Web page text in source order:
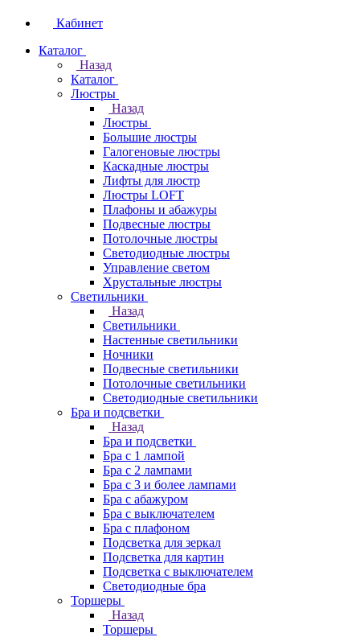
Кабинет
Каталог
Назад
Каталог
Люстры
Назад
Люстры
Большие люстры
Галогеновые люстры
Каскадные люстры
Лифты для люстр
Люстры LOFT
Плафоны и абажуры
Подвесные люстры
Потолочные люстры
Светодиодные люстры
Управление светом
Хрустальные люстры
Светильники
Назад
Светильники
Настенные светильники
Ночники
Подвесные светильники
Потолочные светильники
Светодиодные светильники
Бра и подсветки
Назад
Бра и подсветки
Бра с 1 лампой
Бра с 2 лампами
Бра с 3 и более лампами
Бра с абажуром
Бра с выключателем
Бра с плафоном
Подсветка для зеркал
Подсветка для картин
Подсветка с выключателем
Светодиодные бра
Торшеры
Назад
Торшеры